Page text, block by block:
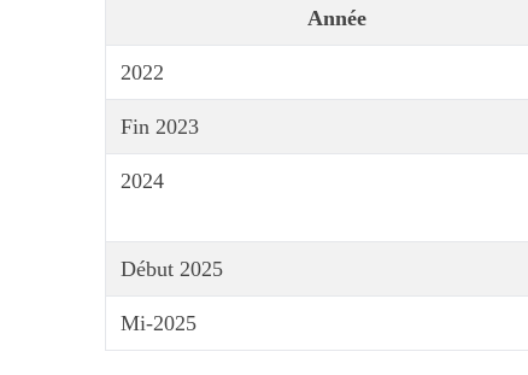
Année
2022
Fin 2023
2024
Début 2025
Mi-2025